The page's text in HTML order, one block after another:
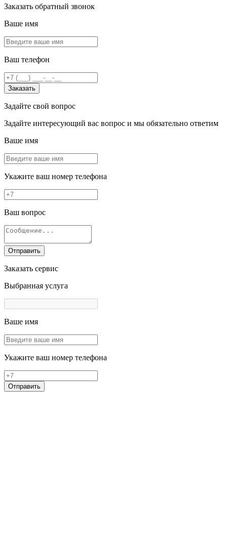
Заказать обратный звонок
Ваше имя
Ваш телефон
Заказать
Задайте свой вопрос
Задайте интересующий вас вопрос и мы обязательно ответим
Ваше имя
Укажите ваш номер телефона
Ваш вопрос
Отправить
Заказать сервис
Выбранная услуга
Ваше имя
Укажите ваш номер телефона
Отправить